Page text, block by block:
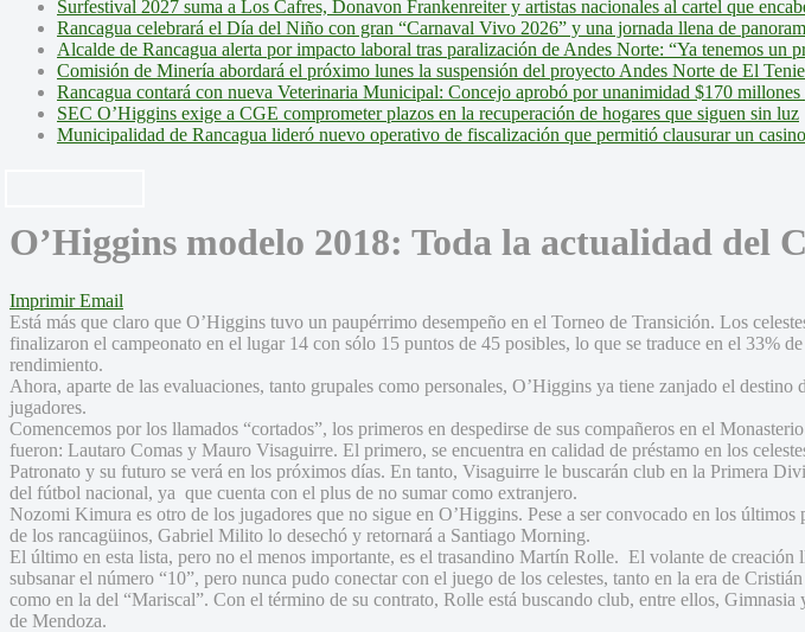
Surfestival 2027 suma a Los Cafres, Donavon Frankenreiter y artistas nacionales al cartel que
Rancagua celebrará el Día del Niño con gran “Carnaval Vivo 2026” y una jornada llena de
Alcalde de Rancagua alerta por impacto laboral tras paralización de Andes Norte: “Ya tenemos un
Comisión de Minería abordará el próximo lunes la suspensión del proyecto Andes Norte de El
Rancagua contará con nueva Veterinaria Municipal: Concejo aprobó por unanimidad $170
SEC O’Higgins exige a CGE comprometer plazos en la recuperación de hogares que siguen sin luz
Municipalidad de Rancagua lideró nuevo operativo de fiscalización que permitió clausurar un
O’Higgins modelo 2018: Toda la actualidad del
Imprimir Email
Está más que claro que O’Higgins tuvo un paupérrimo desempeño en el Torneo de Transición. Los
finalizaron el campeonato en el lugar 14 con sólo 15 puntos de 45 posibles, lo que se traduce en el 33% de
rendimiento.
Ahora, aparte de las evaluaciones, tanto grupales como personales, O’Higgins ya tiene zanjado el destino
jugadores.
Comencemos por los llamados “cortados”, los primeros en despedirse de sus compañeros en el
fueron: Lautaro Comas y Mauro Visaguirre. El primero, se encuentra en calidad de préstamo en los
Patronato y su futuro se verá en los próximos días. En tanto, Visaguirre le buscarán club en la Primera
del fútbol nacional, ya que cuenta con el plus de no sumar como extranjero.
Nozomi Kimura es otro de los jugadores que no sigue en O’Higgins. Pese a ser convocado en los últimos
de los rancagüinos, Gabriel Milito lo desechó y retornará a Santiago Morning.
El último en esta lista, pero no el menos importante, es el trasandino Martín Rolle. El volante de creación
subsanar el número “10”, pero nunca pudo conectar con el juego de los celestes, tanto en la era de
como en la del “Mariscal”. Con el término de su contrato, Rolle está buscando club, entre ellos, Gimnasia
de Mendoza.